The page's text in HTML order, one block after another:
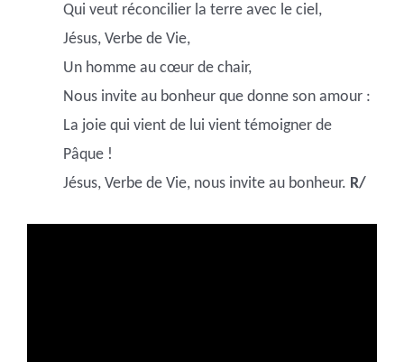
Qui veut réconcilier la terre avec le ciel,
Jésus, Verbe de Vie,
Un homme au cœur de chair,
Nous invite au bonheur que donne son amour :
La joie qui vient de lui vient témoigner de
Pâque !
Jésus, Verbe de Vie, nous invite au bonheur. R/